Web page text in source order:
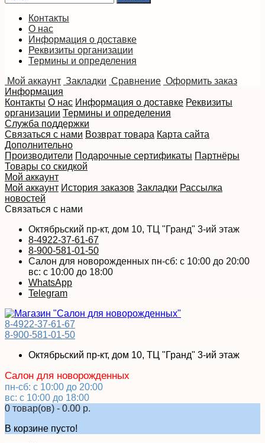
Контакты
О нас
Информация о доставке
Реквизиты организации
Термины и определения
Мой аккаунт Закладки Сравнение Оформить заказ
Информация
Контакты О нас Информация о доставке Реквизиты
организации Термины и определения
Служба поддержки
Связаться с нами Возврат товара Карта сайта
Дополнительно
Производители Подарочные сертификаты Партнёры
Товары со скидкой
Мой аккаунт
Мой аккаунт История заказов Закладки Рассылка
новостей
Связаться с нами
Октябрьский пр-кт, дом 10, ТЦ "Гранд" 3-ий этаж
8-4922-37-61-67
8-900-581-01-50
Салон для новорожденных пн-сб: с 10:00 до 20:00
вс: с 10:00 до 18:00
WhatsApp
Telegram
8-4922-37-61-67
8-900-581-01-50
Октябрьский пр-кт, дом 10, ТЦ "Гранд" 3-ий этаж
Салон для новорожденных
пн-сб: с 10:00 до 20:00
вс: с 10:00 до 18:00
0 товар(ов) - 0.00 р.
В корзине пусто!